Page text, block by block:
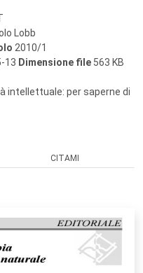
Lobb
2010/1
13 Dimensione file 563 KB
intellettuale: per saperne di
CITAMI